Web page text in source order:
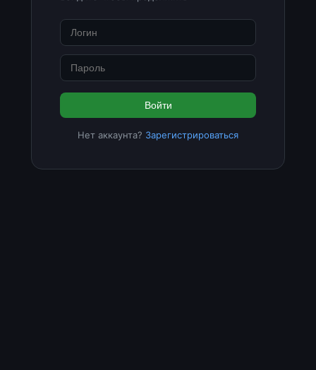
Войти
Нет аккаунта? Зарегистрироваться